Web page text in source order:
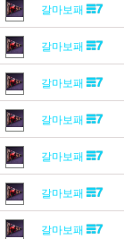
갈마보패
갈마보패
갈마보패
갈마보패
갈마보패
갈마보패
갈마보패